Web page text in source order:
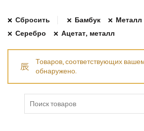
Сбросить Бамбук Металл
Серебро
Ацетат, металл
Товаров, соответствующих
обнаружено.